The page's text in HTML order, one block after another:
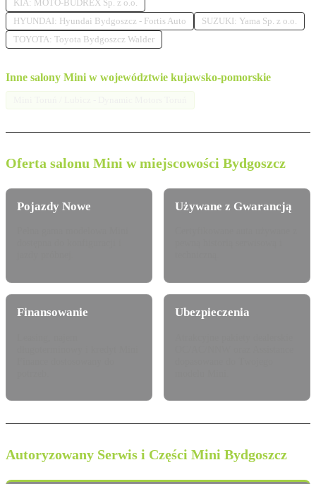
KIA: MOTO-BUDREX Sp. z o.o.
HYUNDAI: Hyundai Bydgoszcz - Fortis Auto
SUZUKI: Yama Sp. z o.o.
TOYOTA: Toyota Bydgoszcz Walder
Inne salony Mini w województwie kujawsko-pomorskie
Oferta salonu Mini w miejscowości Bydgoszcz
Pojazdy Nowe Używane z Gwarancją
Finansowanie Ubezpieczenia
Autoryzowany Serwis i Części Mini Bydgoszcz